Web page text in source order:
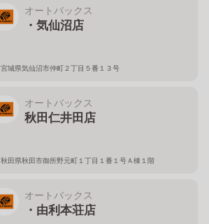
オートバックス
・気仙沼店
宮城県気仙沼市仲町２丁目５番１３号
オートバックス
秋田仁井田店
秋田県秋田市御所野元町１丁目１番１号Ａ棟１階
オートバックス
・由利本荘店